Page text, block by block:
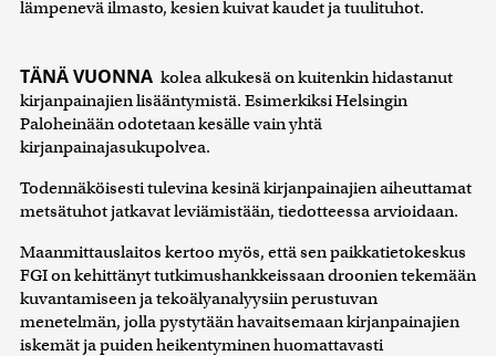
lämpenevä ilmasto, kesien kuivat kaudet ja tuulituhot.
TÄNÄ VUONNA kolea alkukesä on kuitenkin hidastanut
kirjanpainajien lisääntymistä. Esimerkiksi Helsingin
Paloheinään odotetaan kesälle vain yhtä
kirjanpainajasukupolvea.
Todennäköisesti tulevina kesinä kirjanpainajien aiheuttamat
metsätuhot jatkavat leviämistään, tiedotteessa arvioidaan.
Maanmittauslaitos kertoo myös, että sen paikkatietokeskus
FGI on kehittänyt tutkimushankkeissaan droonien tekemään
kuvantamiseen ja tekoälyanalyysiin perustuvan
menetelmän, jolla pystytään havaitsemaan kirjanpainajien
iskemät ja puiden heikentyminen huomattavasti